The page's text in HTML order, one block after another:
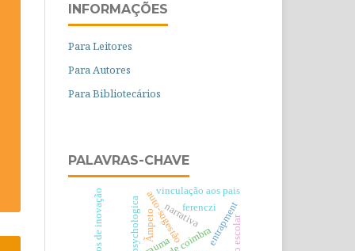
INFORMAÇÕES
Para Leitores
Para Autores
Para Bibliotecários
PALAVRAS-CHAVE
auto-sugestão
psychologica narrativaentrapment
vinculação aos pais
ferenczi
trauma
Ãmpeto